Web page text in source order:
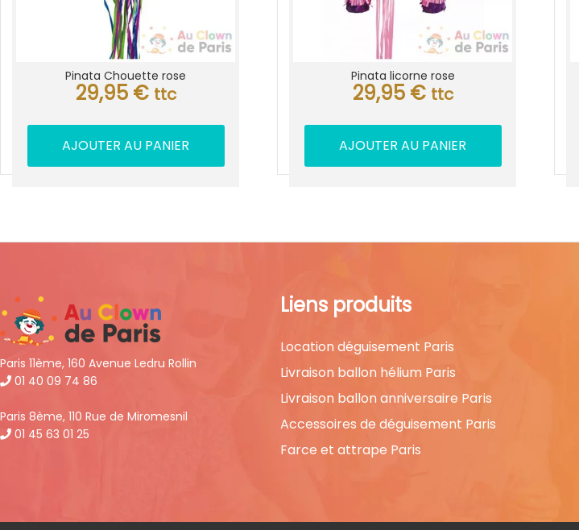
Pinata Chouette rose
29,95 € ttc
AJOUTER AU PANIER
Pinata licorne rose
29,95 € ttc
AJOUTER AU PANIER
Paris 11ème, 160 Avenue Ledru Rollin
01 40 09 74 86
Paris 8ème, 110 Rue de Miromesnil
01 45 63 01 25
Liens produits
Location déguisement Paris
Livraison ballon hélium Paris
Livraison ballon anniversaire Paris
Accessoires de déguisement Paris
Farce et attrape Paris